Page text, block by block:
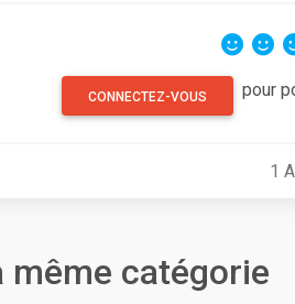
CONNECTEZ-VOUS pour
1
même catégorie